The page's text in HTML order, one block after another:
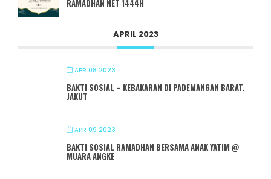
RAMADHAN NET 1444H
APRIL 2023
APR 08 2023
BAKTI SOSIAL – KEBAKARAN DI PADEMANGAN BARAT,
JAKUT
APR 09 2023
BAKTI SOSIAL RAMADHAN BERSAMA ANAK YATIM @
MUARA ANGKE